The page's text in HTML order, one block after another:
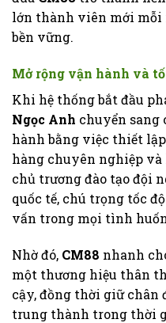
lớn thành viên mới
bền vững.
Mở rộng vận hành và
Khi hệ thống bắt đầu
Ngọc Anh chuyển sang
hành bằng việc thiết
hàng chuyên nghiệp
chủ trương đào tạo đội
quốc tế, chú trọng tốc
vấn trong mọi tình
Nhờ đó, CM88 nhanh
một thương hiệu thân
cậy, đồng thời giữ chân
trung thành trong thời